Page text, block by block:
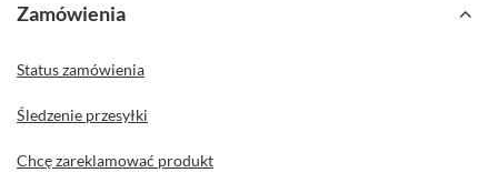
Zamówienia
Status zamówienia
Śledzenie przesyłki
Chcę zareklamować produkt